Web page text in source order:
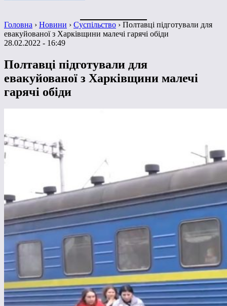
Головна › Новини › Суспільство › Полтавці підготували для
евакуйованої з Харківщини малечі гарячі обіди
28.02.2022 - 16:49
Полтавці підготували для
евакуйованої з Харківщини малечі
гарячі обіди